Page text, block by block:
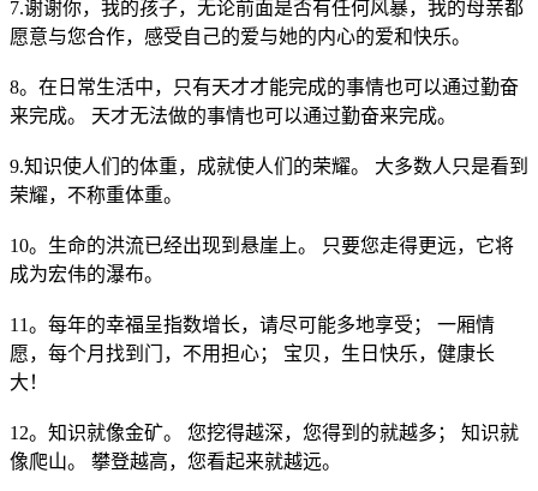
7.谢谢你，我的孩子，无论前面是否有任何风暴，我的母亲都
愿意与您合作，感受自己的爱与她的内心的爱和快乐。
8。在日常生活中，只有天才才能完成的事情也可以通过勤奋
来完成。 天才无法做的事情也可以通过勤奋来完成。
9.知识使人们的体重，成就使人们的荣耀。 大多数人只是看到
荣耀，不称重体重。
10。生命的洪流已经出现到悬崖上。 只要您走得更远，它将
成为宏伟的瀑布。
11。每年的幸福呈指数增长，请尽可能多地享受； 一厢情
愿，每个月找到门，不用担心； 宝贝，生日快乐，健康长
大！
12。知识就像金矿。 您挖得越深，您得到的就越多； 知识就
像爬山。 攀登越高，您看起来就越远。